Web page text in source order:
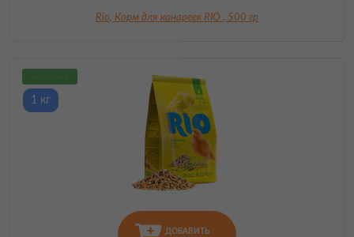
Rio, Корм для канареек RIO , 500 гр
ДОБАВИТЬ
1 кг